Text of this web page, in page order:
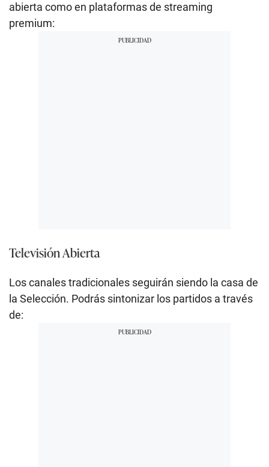
abierta como en plataformas de streaming
premium:
Televisión Abierta
Los canales tradicionales seguirán siendo la casa de
la Selección. Podrás sintonizar los partidos a través
de: